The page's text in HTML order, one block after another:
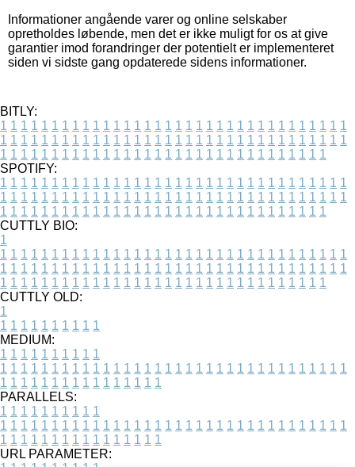
Informationer angående varer og online selskaber
opretholdes løbende, men det er ikke muligt for os at give
garantier imod forandringer der potentielt er implementeret
siden vi sidste gang opdaterede sidens informationer.
BITLY:
1 1 1 1 1 1 1 1 1 1 1 1 1 1 1 1 1 1 1 1 1 1 1 1 1 1 1 1 1 1 1 1 1 1
1 1 1 1 1 1 1 1 1 1 1 1 1 1 1 1 1 1 1 1 1 1 1 1 1 1 1 1 1 1 1 1 1 1
1 1 1 1 1 1 1 1 1 1 1 1 1 1 1 1 1 1 1 1 1 1 1 1 1 1 1 1 1 1 1 1
SPOTIFY:
1 1 1 1 1 1 1 1 1 1 1 1 1 1 1 1 1 1 1 1 1 1 1 1 1 1 1 1 1 1 1 1 1 1
1 1 1 1 1 1 1 1 1 1 1 1 1 1 1 1 1 1 1 1 1 1 1 1 1 1 1 1 1 1 1 1 1 1
1 1 1 1 1 1 1 1 1 1 1 1 1 1 1 1 1 1 1 1 1 1 1 1 1 1 1 1 1 1 1 1
CUTTLY BIO:
1
1 1 1 1 1 1 1 1 1 1 1 1 1 1 1 1 1 1 1 1 1 1 1 1 1 1 1 1 1 1 1 1 1 1
1 1 1 1 1 1 1 1 1 1 1 1 1 1 1 1 1 1 1 1 1 1 1 1 1 1 1 1 1 1 1 1 1 1
1 1 1 1 1 1 1 1 1 1 1 1 1 1 1 1 1 1 1 1 1 1 1 1 1 1 1 1 1 1 1 1
CUTTLY OLD:
1
1 1 1 1 1 1 1 1 1 1
MEDIUM:
1 1 1 1 1 1 1 1 1 1
1 1 1 1 1 1 1 1 1 1 1 1 1 1 1 1 1 1 1 1 1 1 1 1 1 1 1 1 1 1 1 1 1 1
1 1 1 1 1 1 1 1 1 1 1 1 1 1 1 1
PARALLELS:
1 1 1 1 1 1 1 1 1 1
1 1 1 1 1 1 1 1 1 1 1 1 1 1 1 1 1 1 1 1 1 1 1 1 1 1 1 1 1 1 1 1 1 1
1 1 1 1 1 1 1 1 1 1 1 1 1 1 1 1
URL PARAMETER: